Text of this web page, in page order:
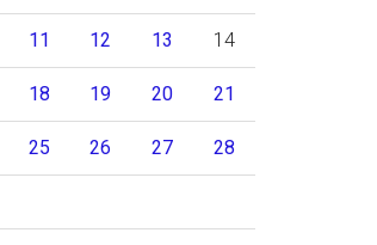
11 12 13 14
18 19 20 21
25 26 27 28